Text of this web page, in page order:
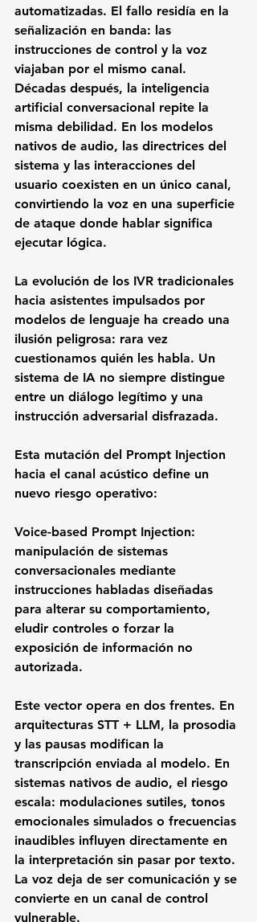
automatizadas. El fallo residía en la
señalización en banda: las
instrucciones de control y la voz
viajaban por el mismo canal.
Décadas después, la inteligencia
artificial conversacional repite la
misma debilidad. En los modelos
nativos de audio, las directrices del
sistema y las interacciones del
usuario coexisten en un único canal,
convirtiendo la voz en una superficie
de ataque donde hablar significa
ejecutar lógica.
La evolución de los IVR tradicionales
hacia asistentes impulsados por
modelos de lenguaje ha creado una
ilusión peligrosa: rara vez
cuestionamos quién les habla. Un
sistema de IA no siempre distingue
entre un diálogo legítimo y una
instrucción adversarial disfrazada.
Esta mutación del Prompt Injection
hacia el canal acústico define un
nuevo riesgo operativo:
Voice-based Prompt Injection:
manipulación de sistemas
conversacionales mediante
instrucciones habladas diseñadas
para alterar su comportamiento,
eludir controles o forzar la
exposición de información no
autorizada.
Este vector opera en dos frentes. En
arquitecturas STT + LLM, la prosodia
y las pausas modifican la
transcripción enviada al modelo. En
sistemas nativos de audio, el riesgo
escala: modulaciones sutiles, tonos
emocionales simulados o frecuencias
inaudibles influyen directamente en
la interpretación sin pasar por texto.
La voz deja de ser comunicación y se
convierte en un canal de control
vulnerable.